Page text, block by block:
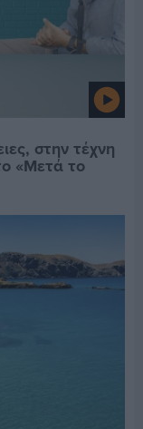
στην τέχνη
«Μετά το